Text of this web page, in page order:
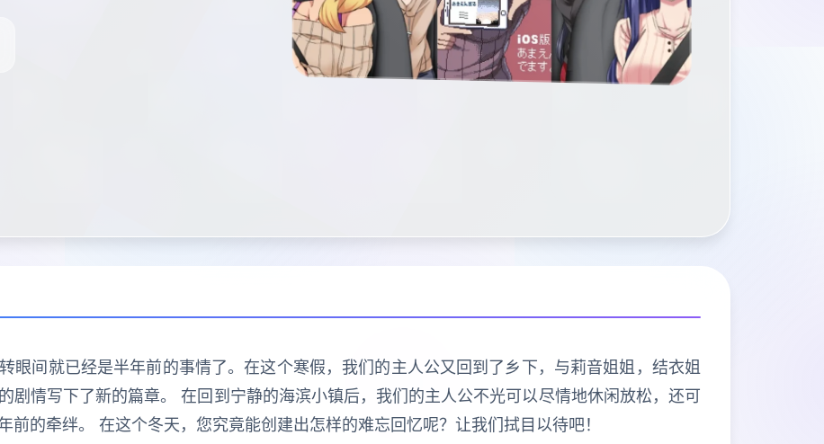
眼间就已经是半年前的事情了。在这个寒假，我们的主人公又回到了乡下，与莉音姐姐，结衣姐
剧情写下了新的篇章。 在回到宁静的海滨小镇后，我们的主人公不光可以尽情地休闲放松，还可
前的牵绊。 在这个冬天，您究竟能创建出怎样的难忘回忆呢？让我们拭目以待吧！